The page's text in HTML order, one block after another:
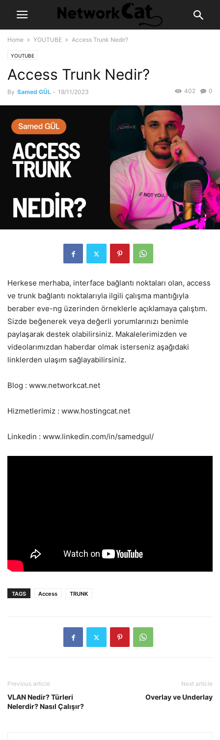
Home YOUTUBE Access Trunk Nedir?
YOUTUBE
Access Trunk Nedir?
By Samed GÜL - 19/11/2023 0
402
Herkese merhaba, interface bağlantı noktaları olan, access
ve trunk bağlantı noktalarıyla ilgili çalışma mantığıyla
beraber eve-ng üzerinden örneklerle açıklamaya çalıştım.
Sizde beğenerek veya değerli yorumlarınızı benimle
paylaşarak destek olabilirsiniz. Makalelerimizden ve
videolarımızdan haberdar olmak isterseniz aşağıdaki
linklerden ulaşım sağlayabilirsiniz.
Blog : www.networkcat.net
Hizmetlerimiz : www.hostingcat.net
Linkedin : www.linkedin.com/in/samedgul/
TAGS Access TRUNK
Previous article
VLAN Nedir? Türleri
Nelerdir? Nasıl Çalışır?
Next article
Overlay ve Underlay